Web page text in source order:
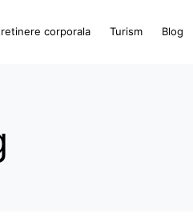
corporala Turism Blog